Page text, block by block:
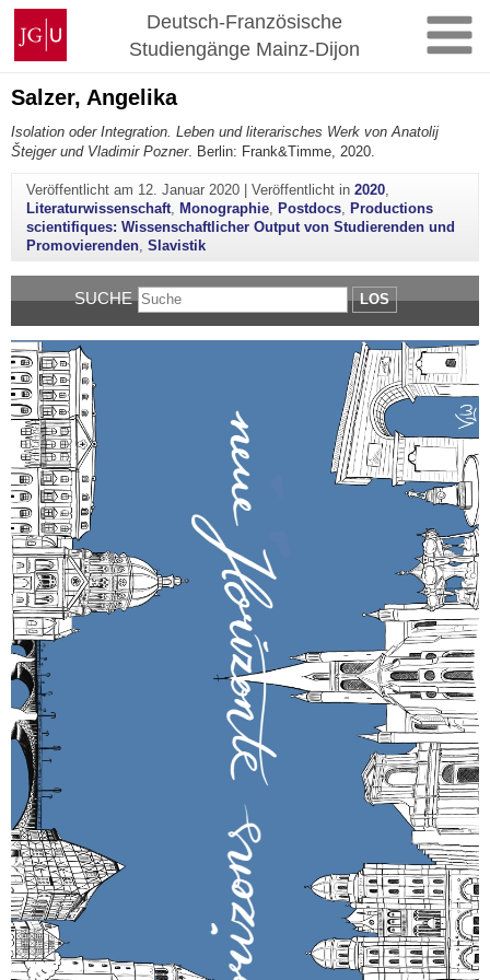
Zum
Inhalt
springen
Johannes
Gutenberg-
Universität
Mainz
Deutsch-Französische
Studiengänge Mainz-Dijon
Salzer, Angelika
Isolation oder Integration. Leben und literarisches Werk von Anatolij
Štejger und Vladimir Pozner. Berlin: Frank&Timme, 2020.
Veröffentlicht am 12. Januar 2020| Veröffentlicht in 2020,
Literaturwissenschaft, Monographie, Postdocs,
Productions
scientifiques: Wissenschaftlicher Output von Studierenden und
Promovierenden, Slavistik
SUCHE LOS